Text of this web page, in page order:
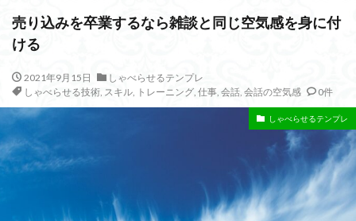
売り込みを卒業するなら雑談と同じ空気感を身に付
ける
2021年9月15日
しゃべらせるテンプレ
しゃべらせる技術, スキル, トレーニング, 仕事, 会話, 会話の空気感 0件
しゃべらせるテンプレ
タグ
名刺交換
油断 名刺 原因
危険
伝達効果
着地点
芸人
組み込む
相槌
無口 相手を喜ばせる
相手への興味